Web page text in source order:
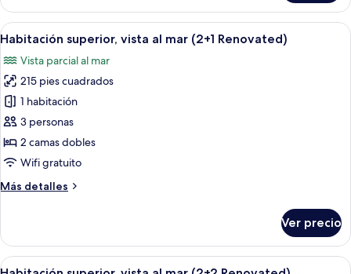
superior,
vista
al
(2+0
Renovated)
Abrir
todas
las
fotos
de
Habitación
superior,
vista
mar
Habitación de hotel con cama,
2
Habitación superior, vista al mar (2+1 Renovated)
Vista parcial al mar
215 pies cuadrados
1 habitación
3 personas
2 camas dobles
Wifi gratuito
Más detalles
Más
superior,
vista
al
Ver precio
Abrir
Habitación de hotel con cama,
2